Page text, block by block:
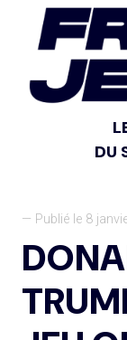
DU
— Publié le 8